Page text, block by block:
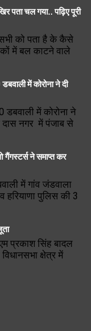
पता चल गया.. पढ़िए पूरी
को पता है के कैसे
में बल काटने वाले
में कोरोना ने दी
में कोरोना ने
दास नगर में पंजाब से
गैंगस्टर्स ने समाप्त कर
में गांव जंडवाला
हरियाणा पुलिस की 3
प्रकाश सिंह बादल
क्षेत्र में